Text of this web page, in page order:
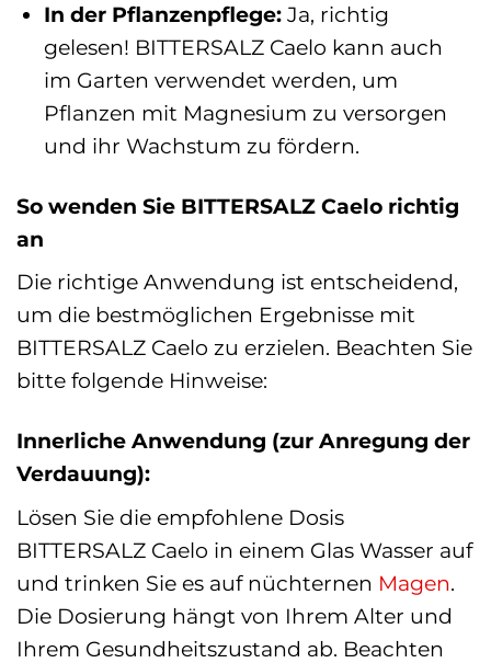
In der Pflanzenpflege:Ja, richtig
gelesen! BITTERSALZ Caelo kann auch
im Garten verwendet werden, um
Pflanzen mit Magnesium zu versorgen
und ihr Wachstum zu fördern.
So wenden Sie BITTERSALZ Caelo richtig
an
Die richtige Anwendung ist entscheidend,
um die bestmöglichen Ergebnisse mit
BITTERSALZ Caelo zu erzielen. Beachten Sie
bitte folgende Hinweise:
Innerliche Anwendung (zur Anregung der
Verdauung):
Lösen Sie die empfohlene Dosis
BITTERSALZ Caelo in einem Glas Wasser auf
und trinken Sie es auf nüchternen Magen.
Die Dosierung hängt von Ihrem Alter und
Ihrem Gesundheitszustand ab. Beachten